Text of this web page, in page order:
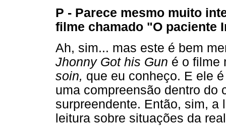
P - Parece mesmo muito
filme chamado "O paciente
Ah, sim... mas este é bem
Jhonny Got his Gun é o filme
soin, que eu conheço. E ele
uma compreensão dentro do
surpreendente. Então, sim,
leitura sobre situações da